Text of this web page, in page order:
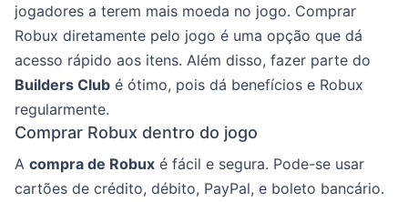
jogadores a terem mais moeda no jogo. Comprar
Robux diretamente pelo jogo é uma opção que dá
acesso rápido aos itens. Além disso, fazer parte do
Builders Club é ótimo, pois dá benefícios e Robux
regularmente.
Comprar Robux dentro do jogo
A compra de Robux é fácil e segura. Pode-se usar
cartões de crédito, débito, PayPal, e boleto bancário.